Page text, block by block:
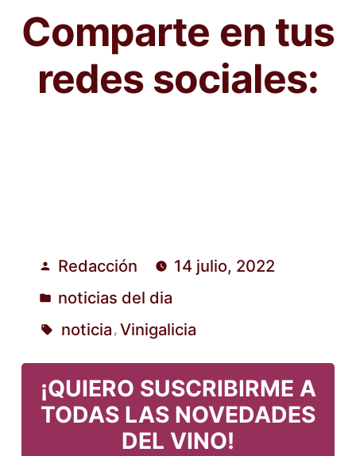
Comparte en tus
redes sociales:
Publicado
por
Redacción 14 julio, 2022
Publicado
en
noticias del dia
Etiquetas:
noticia , Vinigalicia
¡QUIERO SUSCRIBIRME A
TODAS LAS NOVEDADES
DEL VINO!